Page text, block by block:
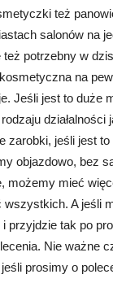
też
salonów na
też potrzebny w
na
Jeśli jest to duże
zarobki, jeśli jest
objazdowo, bez
możemy mieć
A jeśli
przyjdzie tak po
Nie ważne
prosimy o